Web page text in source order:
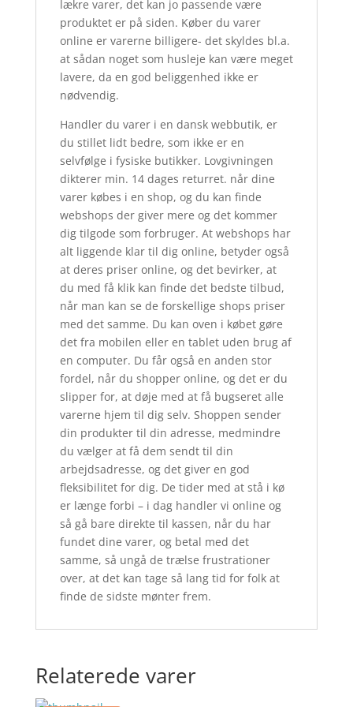
lækre varer, det kan jo passende være
produktet er på siden. Køber du varer
online er varerne billigere- det skyldes bl.a.
at sådan noget som husleje kan være meget
lavere, da en god beliggenhed ikke er
nødvendig.
Handler du varer i en dansk webbutik, er
du stillet lidt bedre, som ikke er en
selvfølge i fysiske butikker. Lovgivningen
dikterer min. 14 dages returret. når dine
varer købes i en shop, og du kan finde
webshops der giver mere og det kommer
dig tilgode som forbruger. At webshops har
alt liggende klar til dig online, betyder også
at deres priser online, og det bevirker, at
du med få klik kan finde det bedste tilbud,
når man kan se de forskellige shops priser
med det samme. Du kan oven i købet gøre
det fra mobilen eller en tablet uden brug af
en computer. Du får også en anden stor
fordel, når du shopper online, og det er du
slipper for, at døje med at få bugseret alle
varerne hjem til dig selv. Shoppen sender
din produkter til din adresse, medmindre
du vælger at få dem sendt til din
arbejdsadresse, og det giver en god
fleksibilitet for dig. De tider med at stå i kø
er længe forbi – i dag handler vi online og
så gå bare direkte til kassen, når du har
fundet dine varer, og betal med det
samme, så ungå de trælse frustrationer
over, at det kan tage så lang tid for folk at
finde de sidste mønter frem.
Relaterede varer